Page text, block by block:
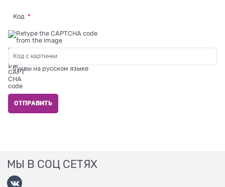
Код
* буквы на русском языке
МЫ В СОЦ СЕТЯХ